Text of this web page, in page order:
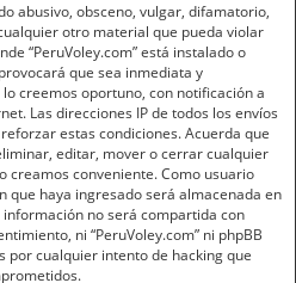
abusivo, obsceno, vulgar, difamatorio,
otro material que pueda violar
“PeruVoley.com” está instalado o
que sea inmediata y
creemos oportuno, con notificación a
Las direcciones IP de todos los envíos
estas condiciones. Acuerda que
editar, mover o cerrar cualquier
creamos conveniente. Como usuario
que haya ingresado será almacenada en
no será compartida con
ni “PeruVoley.com” ni phpBB
por cualquier intento de hacking que